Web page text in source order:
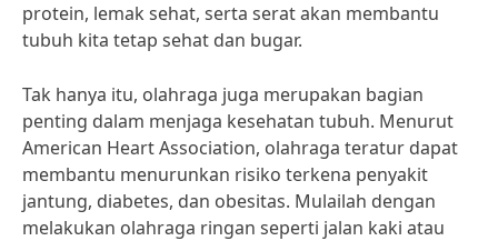
protein, lemak sehat, serta serat akan membantu
tubuh kita tetap sehat dan bugar.
Tak hanya itu, olahraga juga merupakan bagian
penting dalam menjaga kesehatan tubuh. Menurut
American Heart Association, olahraga teratur dapat
membantu menurunkan risiko terkena penyakit
jantung, diabetes, dan obesitas. Mulailah dengan
melakukan olahraga ringan seperti jalan kaki atau